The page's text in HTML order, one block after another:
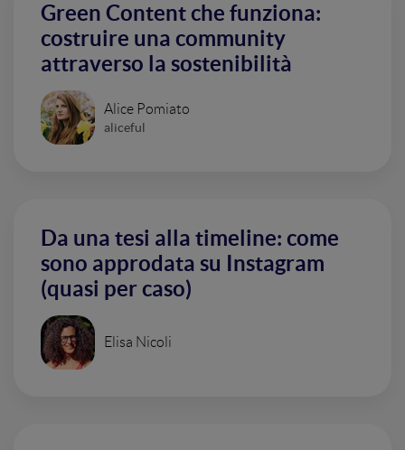
Green Content che funziona:
costruire una community
attraverso la sostenibilità
Alice Pomiato
aliceful
Da una tesi alla timeline: come
sono approdata su Instagram
(quasi per caso)
Elisa Nicoli